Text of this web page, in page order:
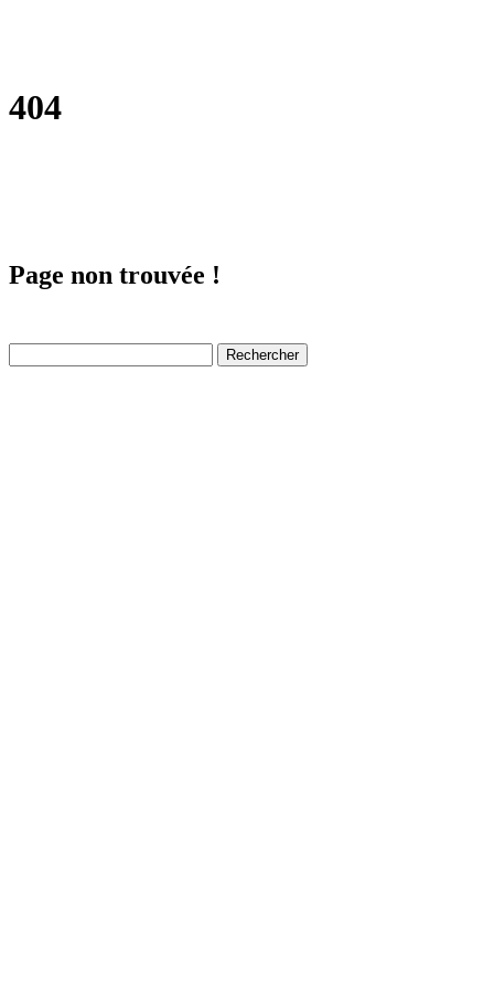
404
Page non trouvée !